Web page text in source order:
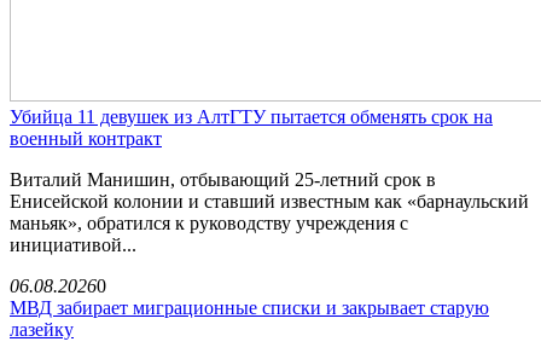
Убийца 11 девушек из АлтГТУ пытается обменять срок на
военный контракт
Виталий Манишин, отбывающий 25-летний срок в
Енисейской колонии и ставший известным как «барнаульский
маньяк», обратился к руководству учреждения с
инициативой...
06.08.20260
МВД забирает миграционные списки и закрывает старую
лазейку